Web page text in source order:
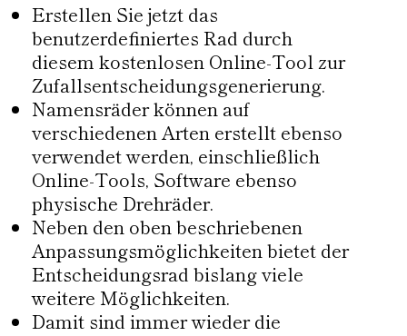
Erstellen Sie jetzt das
benutzerdefiniertes Rad durch
diesem kostenlosen Online-Tool zur
Zufallsentscheidungsgenerierung.
Namensräder können auf
verschiedenen Arten erstellt ebenso
verwendet werden, einschließlich
Online-Tools, Software ebenso
physische Drehräder.
Neben den oben beschriebenen
Anpassungsmöglichkeiten bietet der
Entscheidungsrad bislang viele
weitere Möglichkeiten.
Damit sind immer wieder die